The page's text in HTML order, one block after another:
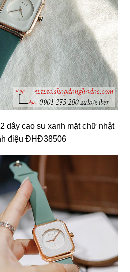
dây cao su xanh mặt chữ nhật
điệu ĐHĐ38506